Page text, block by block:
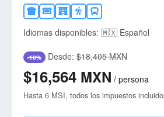
Idiomas disponibles: 🇲🇽 Español
-10% Desde: $18,405 MXN
$16,564 MXN / persona
Hasta 6 MSI, todos los impuestos